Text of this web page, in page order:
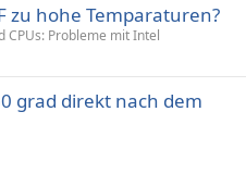
zu hohe Temparaturen?
CPUs: Probleme mit Intel
grad direkt nach dem